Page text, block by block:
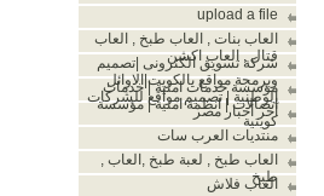
upload a file
العاب بنات , العاب طبخ , العاب
قتال , العاب اكشن
شركة تسويق الكترونى |تصميم
وبرمجة مواقع بالكويت|الاوائل
الوطنية | تصميم مواقع للشركات
مؤسسة خدمات امنية | خدمات
اتصالات | انظمة امنية | مؤسسة
كويتية
آخر أخبار مصر
منتديات العرب سات
العاب طبخ , لعبة طبخ ,العاب ,
طبخ
العاب فلاش